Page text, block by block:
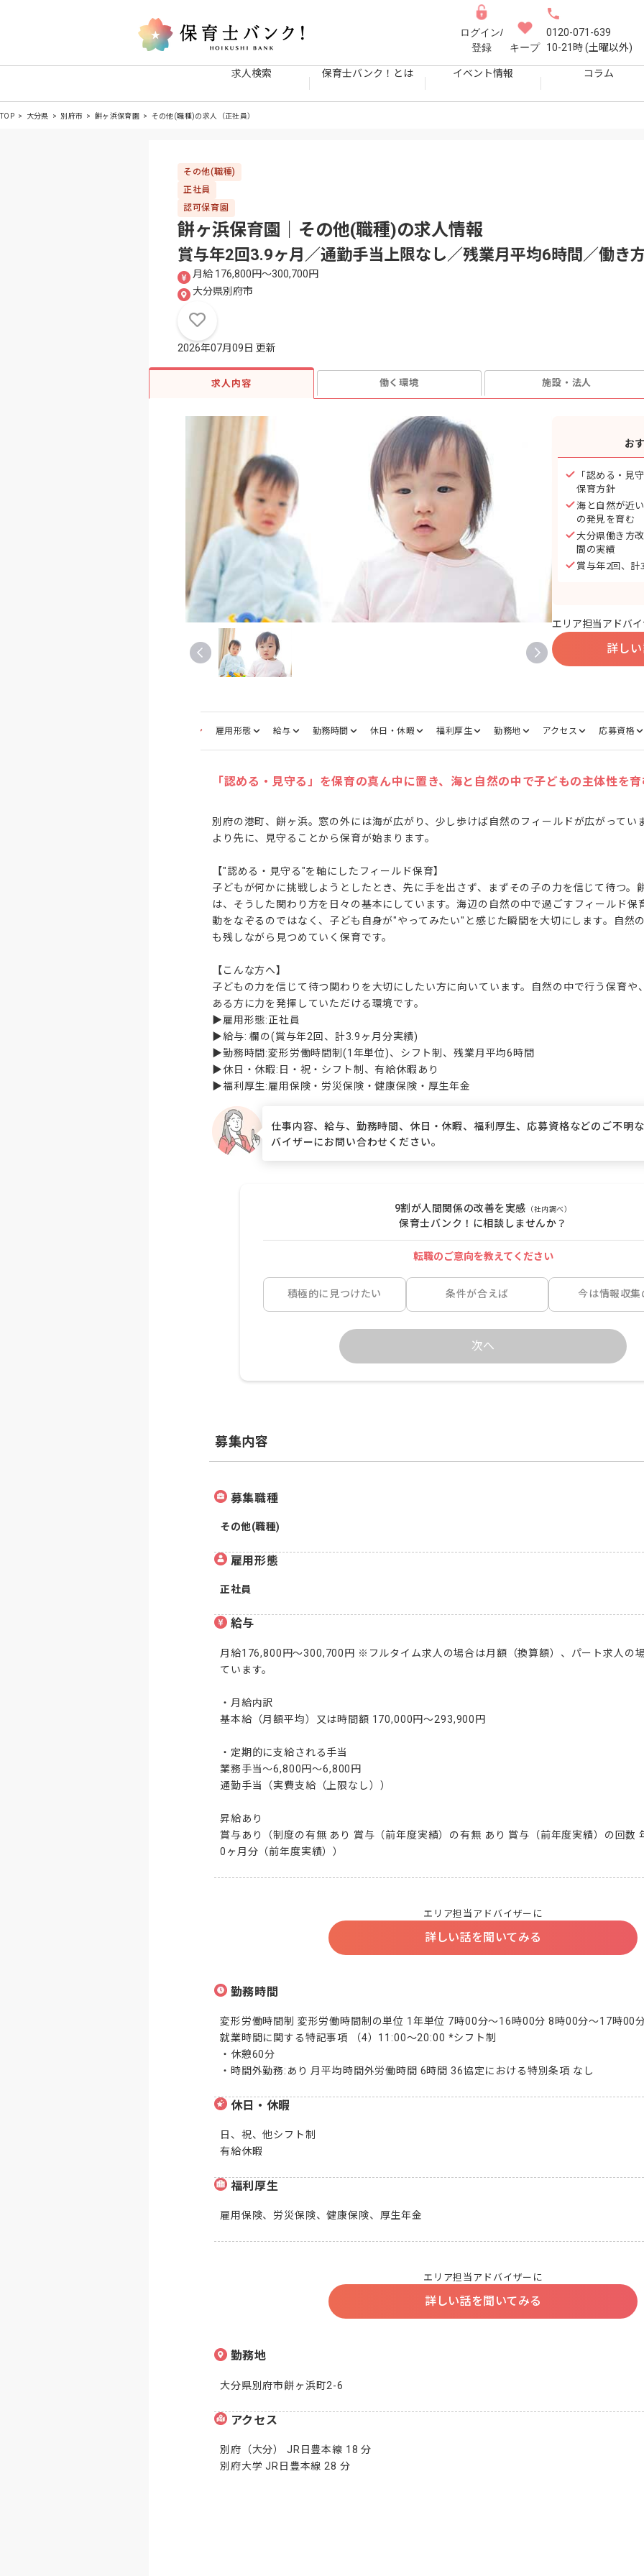
ログイン/
登録
キープ
0120-071-639
10-21時 (土曜以外)
求人検索 保育士バンク！とは イベント情報 コラム
TOP 大分県 別府市 餅ヶ浜保育園 その他(職種)の求人（正社員）
その他(職種)
正社員
認可保育園
餅ヶ浜保育園｜その他(職種)の求人情報
賞与年2回3.9ヶ月／通勤手当上限なし／残業月平均6時間／働き
月給 176,800円〜300,700円
大分県別府市
2026年07月09日 更新
求人内容 働く環境 施設・法人
お
「認める・見
保育方針
海と自然が近
の発見を育む
大分県働き方
間の実績
賞与年2回、
エリア担当アドバ
詳し
雇用形態 給与 勤務時間 休日・休暇 福利厚生 勤務地 アクセス 応募資格
「認める・見守る」を保育の真ん中に置き、海と自然の中で子どもの主体性を
別府の港町、餅ヶ浜。窓の外には海が広がり、少し歩けば自然のフィールドが広がってい
より先に、見守ることから保育が始まります。
【"認める・見守る"を軸にしたフィールド保育】
子どもが何かに挑戦しようとしたとき、先に手を出さず、まずその子の力を信じて待つ。
は、そうした関わり方を日々の基本にしています。海辺の自然の中で過ごすフィールド保
動をなぞるのではなく、子ども自身が"やってみたい"と感じた瞬間を大切にします。自然
も残しながら見つめていく保育です。
【こんな方へ】
子どもの力を信じて待つ関わりを大切にしたい方に向いています。自然の中で行う保育や
ある方に力を発揮していただける環境です。
▶雇用形態:正社員
▶給与: 欄の(賞与年2回、計3.9ヶ月分実績)
▶勤務時間:変形労働時間制(1年単位)、シフト制、残業月平均6時間
▶休日・休暇:日・祝・シフト制、有給休暇あり
▶福利厚生:雇用保険・労災保険・健康保険・厚生年金
仕事内容、給与、勤務時間、休日・休暇、福利厚生、応募資格などのご不明
バイザーにお問い合わせください。
9割が人間関係の改善を実感 （社内調べ）
保育士バンク！に相談しませんか？
転職のご意向を教えてください
積極的に見つけたい 条件が合えば 今は情報収集
次へ
募集内容
募集職種
その他(職種)
雇用形態
正社員
給与
月給176,800円～300,700円 ※フルタイム求人の場合は月額（換算額）、パート求人の
ています。
・月給内訳
基本給（月額平均）又は時間額 170,000円～293,900円
・定期的に支給される手当
業務手当～6,800円～6,800円
通勤手当（実費支給（上限なし））
昇給あり
賞与あり（制度の有無 あり 賞与（前年度実績）の有無 あり 賞与（前年度実績）の回数
0ヶ月分（前年度実績））
エリア担当アドバイザーに
詳しい話を聞いてみる
勤務時間
変形労働時間制 変形労働時間制の単位 1年単位 7時00分～16時00分 8時00分～17時00
就業時間に関する特記事項 （4）11:00～20:00 *シフト制
・休憩60分
・時間外勤務:あり 月平均時間外労働時間 6時間 36協定における特別条項 なし
休日・休暇
日、祝、他シフト制
有給休暇
福利厚生
雇用保険、労災保険、健康保険、厚生年金
エリア担当アドバイザーに
詳しい話を聞いてみる
勤務地
大分県別府市餅ヶ浜町2-6
アクセス
別府（大分） JR日豊本線 18 分
別府大学 JR日豊本線 28 分